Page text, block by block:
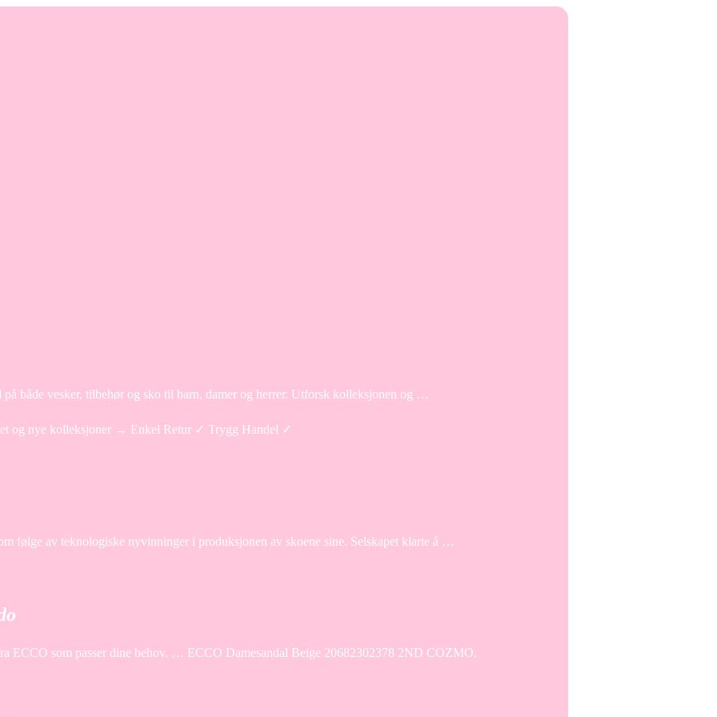
både vesker, tilbehør og sko til barn, damer og herrer. Utforsk kolleksjonen og …
og nye kolleksjoner → Enkel Retur ✓ Trygg Handel ✓
følge av teknologiske nyvinninger i produksjonen av skoene sine. Selskapet klarte å …
ECCO som passer dine behov. … ECCO Damesandal Beige 20682302378 2ND COZMO.